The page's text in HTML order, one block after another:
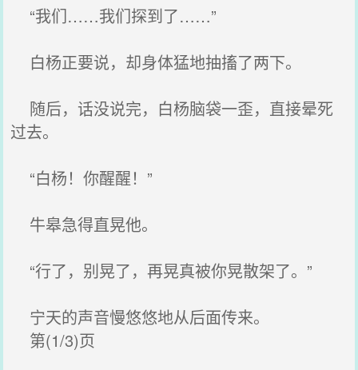
“我们……我们探到了……”
白杨正要说，却身体猛地抽搐了两下。
随后，话没说完，白杨脑袋一歪，直接晕死
过去。
“白杨！你醒醒！”
牛皋急得直晃他。
“行了，别晃了，再晃真被你晃散架了。”
宁天的声音慢悠悠地从后面传来。
第(1/3)页